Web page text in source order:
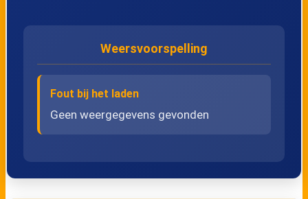
Morgen
trein
Lijn Stopbus ipv
Weersvoorspelling
Fout bij het laden
Geen weergegevens gevonden